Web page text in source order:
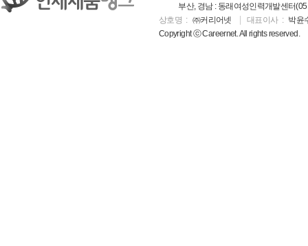
부산, 경남 : 동래여성인력개발센터
상호명
㈜커리어넷 대표이사
박윤
Copyright ⓒ Careernet. All rights reserved.